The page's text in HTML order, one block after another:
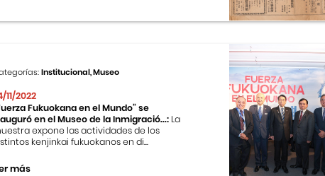
Institucional, Museo
11/2022
Fukuokana en el Mundo” se
en el Museo de la Inmigració...: La
expone las actividades de los
kenjinkai fukuokanos en di...
más